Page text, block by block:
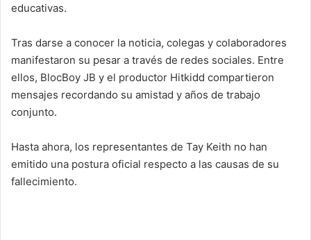
educativas.
Tras darse a conocer la noticia, colegas y colaboradores
manifestaron su pesar a través de redes sociales. Entre
ellos, BlocBoy JB y el productor Hitkidd compartieron
mensajes recordando su amistad y años de trabajo
conjunto.
Hasta ahora, los representantes de Tay Keith no han
emitido una postura oficial respecto a las causas de su
fallecimiento.